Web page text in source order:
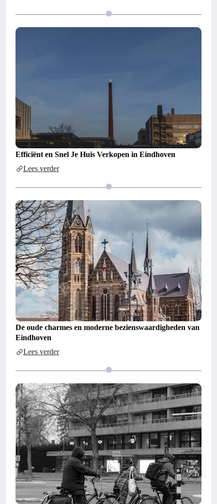
Efficiënt en Snel Je Huis Verkopen in Eindhoven
Lees verder
De oude charmes en moderne bezienswaardigheden van
Eindhoven
Lees verder